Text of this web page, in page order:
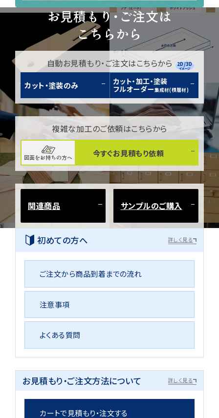
お見積もり・ご注文は
こちらから
自動お見積もり・ご注文はこちらから
カット・塗装のみ
カット・加工・塗装
フルオーダー集成材(積層材)
2D/3D
イメージ
複雑な加工のご依頼はこちらから
図面をお持ちの方へ 今すぐお見積もり依頼
関連商品 サンプルのご購入
初めての方へ 詳しく見る
ご注文から商品到着までの流れ
注意事項
よくある質問
お見積もり・ご注文方法について 詳しく見る
カートで見積もり・注文する